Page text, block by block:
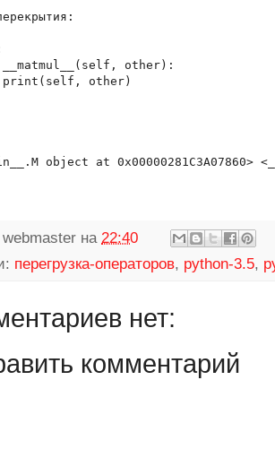
other):
other)
webmaster на 22:40
перегрузка-операторов, python-3.5,
нет:
комментарий